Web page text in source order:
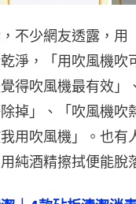
不少網友透露，用
淨，「用吹風機吹
得吹風機最有效」
掉」、「吹風機吹
用吹風機」。也有
純酒精擦拭便能脫